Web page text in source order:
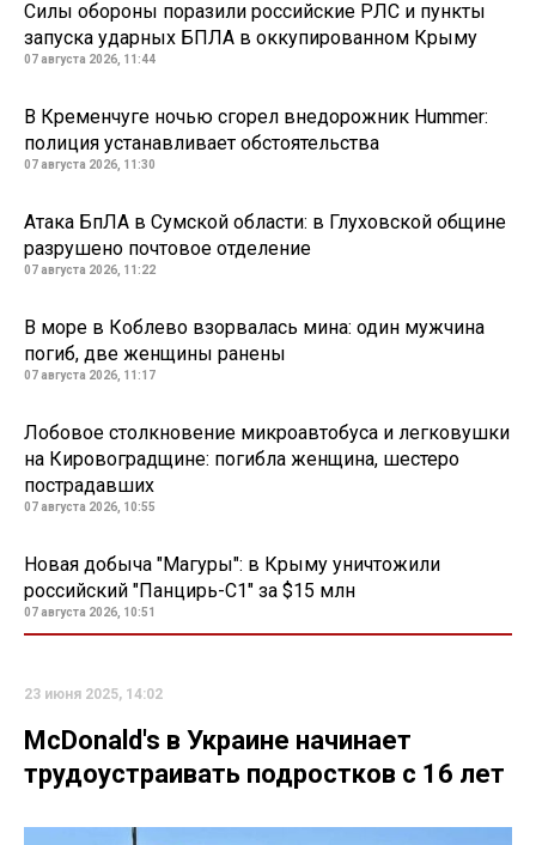
Силы обороны поразили российские РЛС и пункты
запуска ударных БПЛА в оккупированном Крыму
07 августа 2026, 11:44
В Кременчуге ночью сгорел внедорожник Hummer:
полиция устанавливает обстоятельства
07 августа 2026, 11:30
Атака БпЛА в Сумской области: в Глуховской общине
разрушено почтовое отделение
07 августа 2026, 11:22
В море в Коблево взорвалась мина: один мужчина
погиб, две женщины ранены
07 августа 2026, 11:17
Лобовое столкновение микроавтобуса и легковушки
на Кировоградщине: погибла женщина, шестеро
пострадавших
07 августа 2026, 10:55
Новая добыча "Магуры": в Крыму уничтожили
российский "Панцирь-С1" за $15 млн
07 августа 2026, 10:51
23 июня 2025, 14:02
McDonald's в Украине начинает
трудоустраивать подростков с 16 лет